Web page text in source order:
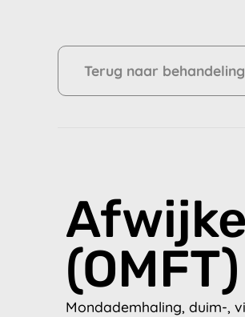
Terug naar
(OMFT)
Mondademhaling, duim-,